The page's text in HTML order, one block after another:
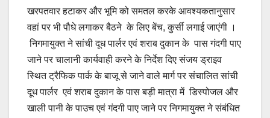
खरपतवार हटाकर और भूमि को समतल करके आवश्यकतानुसार
वहां पर भी पौधे लगाकर बैठने के लिए बेंच, कुर्सी लगाई जाएंगी ।
निगमायुक्त ने सांची दूध पार्लर एवं शराब दुकान के पास गंदगी पाए
जाने पर चालानी कार्यवाही करने के निर्देश दिए संजय ड्राइव
स्थित ट्रैफिक पार्क के बाजू से जाने वाले मार्ग पर संचालित सांची
दूध पार्लर एवं शराब दुकान के पास बड़ी मात्रा में डिस्पोजल और
खाली पानी के पाउच एवं गंदगी पाए जाने पर निगमायुक्त ने संबंधित